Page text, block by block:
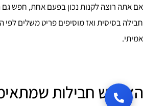
אם אתה רוצה לקנות נכון בפעם אחת, חפש גם
חבילה בסיסית ואז מוסיפים פריט משלים
אמיתי.
האם יש חבילות שמתאימות